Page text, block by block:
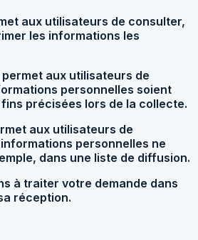
aux utilisateurs de consulter,
les informations les
permet aux utilisateurs de
personnelles soient
précisées lors de la collecte.
aux utilisateurs de
personnelles ne
dans une liste de diffusion.
à traiter votre demande dans
réception.